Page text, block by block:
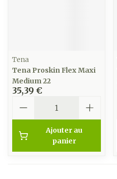
Tena
Tena Proskin Flex Maxi
Medium 22
35,39 €
Ajouter au
panier